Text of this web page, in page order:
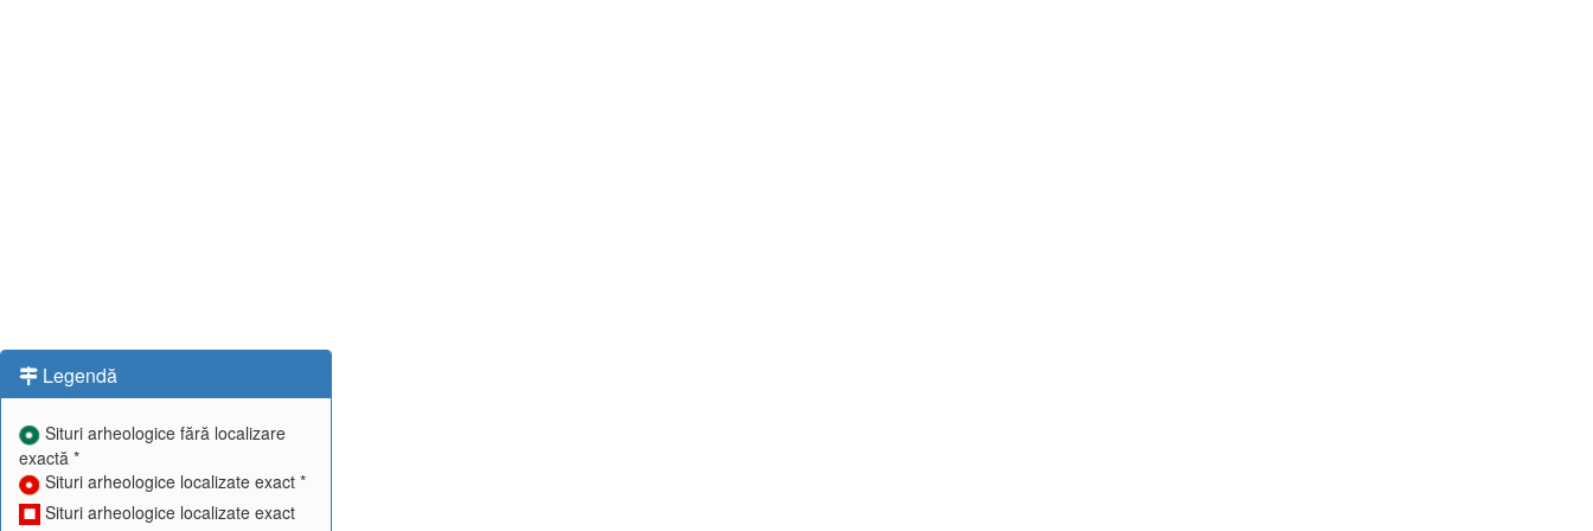
Legendă
Situri arheologice fără localizare
exactă *
Situri arheologice localizate exact *
Situri arheologice localizate exact